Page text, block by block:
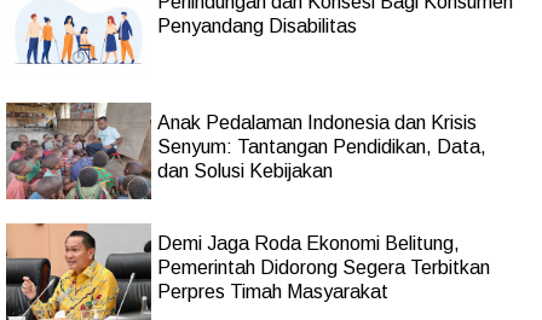
Penyandang Disabilitas
Anak Pedalaman Indonesia dan Krisis
Senyum: Tantangan Pendidikan, Data,
dan Solusi Kebijakan
Demi Jaga Roda Ekonomi Belitung,
Pemerintah Didorong Segera Terbitkan
Perpres Timah Masyarakat